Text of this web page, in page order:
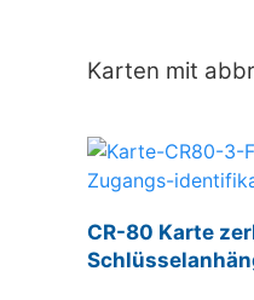
Karten mit
CR-80 Karte